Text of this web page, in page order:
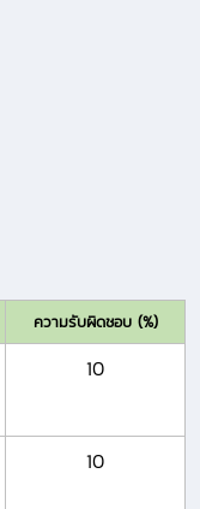
ความรับผิดชอบ (%)
10
10